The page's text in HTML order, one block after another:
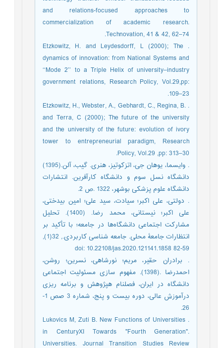
and relations-focused approaches to
commercialization of academic research.
Technovation, 41 & 42, 62–74.
. Etzkowitz, H. and Leydesdorff, L (2000); The
dynamics of innovation: from National Systems and
‘‘Mode 2’’ to a Triple Helix of university–industry
government relations, Research Policy, Vol.29,pp:
109–23.
. Etzkowitz, H., Webster, A., Gebhardt, C., Regina, B.
and Terra, C (2000); The future of the university
and the university of the future: evolution of ivory
tower to entrepreneurial paradigm, Research
Policy, Vol.29 ,pp: 313–30.
. وایسما، یوهان جی، اتزکوتیز، هنری. گیب، آلن.(1395)
دانشگاه نسل سوم و دانشگاه کارآفرین. انتشارات
دانشگاه علوم پزشکی بوشهر، 1322 .ص 2.
. دولتی، علی اکبر؛ سیادت، سید علی؛ امین بیدختی،
علی اکبر؛ نیستانی، محمد رضا. (1400). تحلیل
مشارکت اجتماعی دانشگاه‌ها در جامعه؛ با تأکید بر
انتظارات جامعۀ محلی. جامعه شناسی کاربردی., 32(1),
59-82 doi: 10.22108/jas.2020.121141.1858
. برادران حقیر، مریم؛ نورشاهی، نسرین؛ روشن،
احمدرضا .(1398). مفهوم سازی مسئولیت اجتماعی
دانشگاه در ایران، فصلنام هپژوهش و برنامه ریزی
درآموزش عالی، دوره بیست و پنج، شماره 3 صص 1-
26.
. Lukovics M, Zuti B. New Functions of Universities
in CenturyXI Towards "Fourth Generation".
Universities. Journal Transition Studies Review